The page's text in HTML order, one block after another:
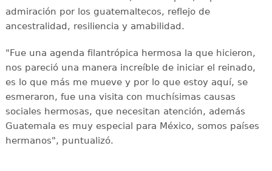
admiración por los guatemaltecos, reflejo de
ancestralidad, resiliencia y amabilidad.
"Fue una agenda filantrópica hermosa la que hicieron,
nos pareció una manera increíble de iniciar el reinado,
es lo que más me mueve y por lo que estoy aquí, se
esmeraron, fue una visita con muchísimas causas
sociales hermosas, que necesitan atención, además
Guatemala es muy especial para México, somos países
hermanos", puntualizó.